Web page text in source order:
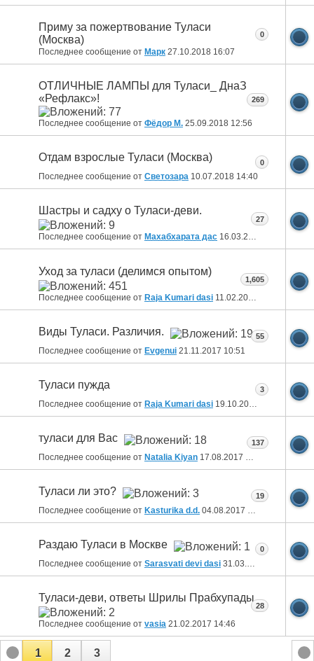
Приму за пожертвование Туласи
(Москва)
Последнее сообщение от Марк 27.10.2018 16:07
0
ОТЛИЧНЫЕ ЛАМПЫ для Туласи_ ДнаЗ
«Рефлакс»!
Последнее сообщение от Фёдор М. 25.09.2018 12:56
269
Отдам взрослые Туласи (Москва)
Последнее сообщение от Светозара 10.07.2018 14:40
0
Шастры и садху о Туласи-деви.
Последнее сообщение от Махабхарата дас 16.03.2018
27
Уход за туласи (делимся опытом)
Последнее сообщение от Raja Kumari dasi 11.02.2018
1,605
Виды Туласи. Различия.
Последнее сообщение от Evgenui 21.11.2017 10:51
55
Туласи пужда
Последнее сообщение от Raja Kumari dasi 19.10.2017
3
туласи для Вас
Последнее сообщение от Natalia Kiyan 17.08.2017
137
Туласи ли это?
Последнее сообщение от Kasturika d.d. 04.08.2017
19
Раздаю Туласи в Москве
Последнее сообщение от Sarasvati devi dasi 31.03.2017
0
Туласи-деви, ответы Шрилы Прабхупады
Последнее сообщение от vasia 21.02.2017 14:46
28
1 2 3